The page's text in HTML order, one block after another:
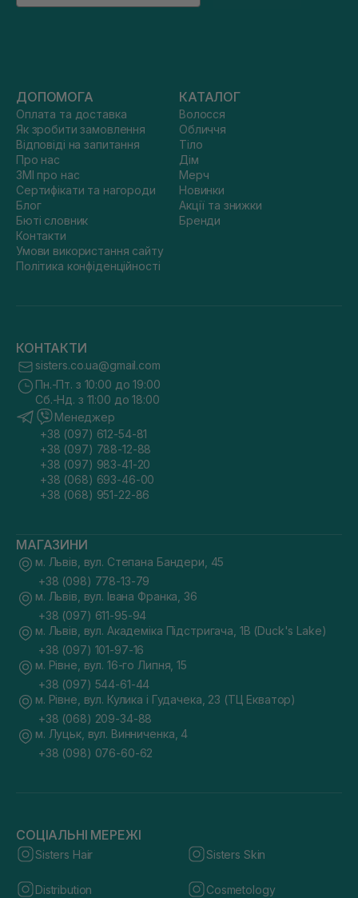
ДОПОМОГА
Оплата та доставка
Як зробити замовлення
Відповіді на запитання
Про нас
ЗМІ про нас
Сертифікати та нагороди
Блог
Бюті словник
Контакти
Умови використання сайту
Політика конфіденційності
КАТАЛОГ
Волосся
Обличчя
Тіло
Дім
Мерч
Новинки
Акції та знижки
Бренди
КОНТАКТИ
sisters.co.ua@gmail.com
Пн.-Пт. з 10:00 до 19:00
Сб.-Нд. з 11:00 до 18:00
Менеджер
+38 (097) 612-54-81
+38 (097) 788-12-88
+38 (097) 983-41-20
+38 (068) 693-46-00
+38 (068) 951-22-86
МАГАЗИНИ
м. Львів, вул. Степана Бандери, 45
+38 (098) 778-13-79
м. Львів, вул. Івана Франка, 36
+38 (097) 611-95-94
м. Львів, вул. Академіка Підстригача, 1В (Duck's Lake)
+38 (097) 101-97-16
м. Рівне, вул. 16-го Липня, 15
+38 (097) 544-61-44
м. Рівне, вул. Кулика і Гудачека, 23 (ТЦ Екватор)
+38 (068) 209-34-88
м. Луцьк, вул. Винниченка, 4
+38 (098) 076-60-62
СОЦІАЛЬНІ МЕРЕЖІ
Sisters Hair Sisters Skin
Distribution Cosmetology